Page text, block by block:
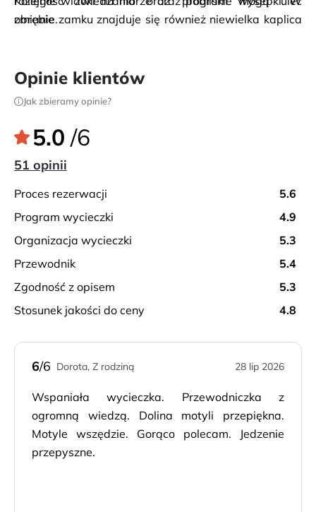
obrębie zamku znajduje się również niewielka kaplica
zmianie.
Opinie klientów
Jak zbieramy opinie?
5.0 /6
51 opinii
proces rezerwacji
5.6
program wycieczki
4.9
organizacja wycieczki
5.3
przewodnik
5.4
zgodność z opisem
5.3
stosunek jakości do ceny
4.8
6/6 Dorota, Z rodziną 28 lip 2026
Wspaniała wycieczka. Przewodniczka z
ogromną wiedzą. Dolina motyli przepiękna.
Motyle wszędzie. Gorąco polecam. Jedzenie
przepyszne.